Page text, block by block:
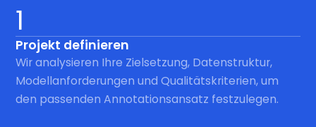
1
Projekt definieren
Wir analysieren Ihre Zielsetzung, Datenstruktur,
Modellanforderungen und Qualitätskriterien, um
den passenden Annotationsansatz festzulegen.